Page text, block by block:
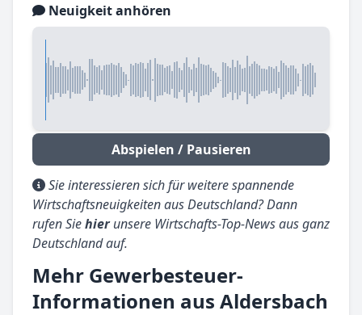
Neuigkeit anhören
Abspielen / Pausieren
Sie interessieren sich für weitere spannende
Wirtschaftsneuigkeiten aus Deutschland? Dann
rufen Siehierunsere Wirtschafts-Top-News aus ganz
Deutschland auf.
Mehr Gewerbesteuer-
Informationen aus Aldersbach